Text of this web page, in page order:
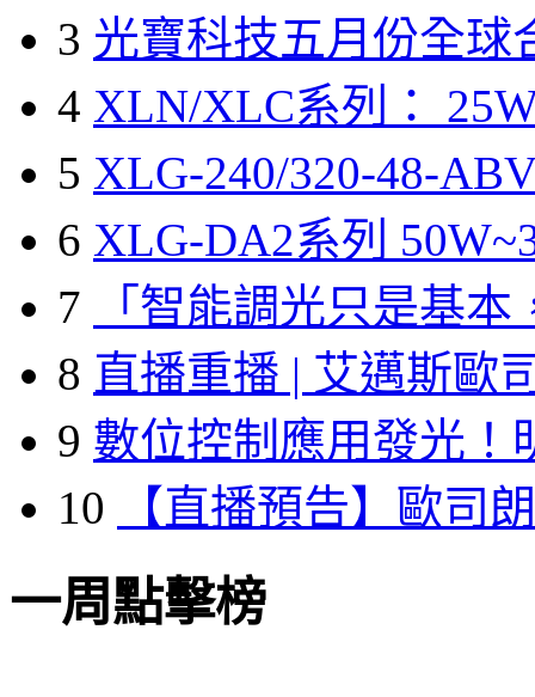
3 光寶科技五月份全球
4 XLN/XLC系列：
5 XLG-240/320-48-
6 XLG-DA2系列
7
「智能調光只是基本
8 直播重播 | 艾邁斯歐
9 數位控制應用發光！
10
【直播預告】歐司
一周點擊榜